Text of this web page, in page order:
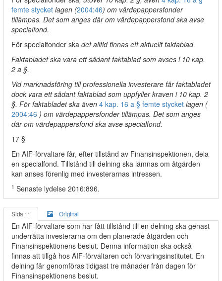
femte stycket lagen (2004:46) om värdepappersfonder
tillämpas. Det som anges där om värdepappersfond ska avse
specialfond.
För specialfonder ska det alltid finnas ett aktuellt faktablad.
Faktabladet ska vara ett sådant faktablad som avses i 10 kap.
2 a §.
Vid marknadsföring till professionella investerare får faktabladet
dock vara ett sådant faktablad som uppfyller kraven i 10 kap. 2
§. För faktabladet ska även 4 kap. 16 a § femte stycket lagen (
2004:46 ) om värdepappersfonder tillämpas. Det som anges
där om värdepappersfond ska avse specialfond.
17 §
En AIF-förvaltare får, efter tillstånd av Finansinspektionen, dela
en specialfond. Tillstånd till delning ska lämnas om åtgärden
kan anses förenlig med investerarnas intressen.
1 Senaste lydelse 2016:896.
Sida 11 Original
En AIF-förvaltare som har fått tillstånd till en delning ska genast
underrätta investerarna om den planerade åtgärden och
Finansinspektionens beslut. Denna information ska också
finnas att tillgå hos AIF-förvaltaren och förvaringsinstitutet. En
delning får genomföras tidigast tre månader från dagen för
Finansinspektionens beslut.